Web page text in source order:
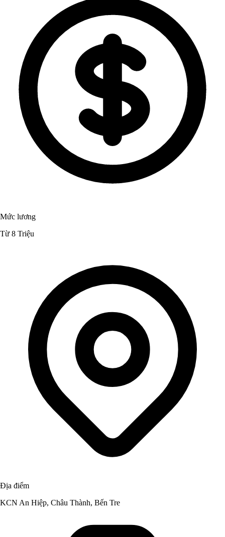
Mức lương
Từ 8 Triệu
Địa điểm
KCN An Hiệp, Châu Thành, Bến Tre